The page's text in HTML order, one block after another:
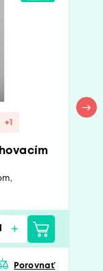
+1
Porovnať